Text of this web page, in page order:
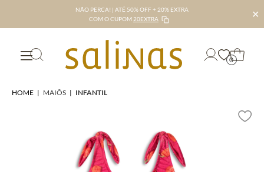
NÃO PERCA! | ATÉ 50% OFF + 20% EXTRA
COM O CUPOM 20EXTRA ✕
0
HOME | MAIÔS | INFANTIL